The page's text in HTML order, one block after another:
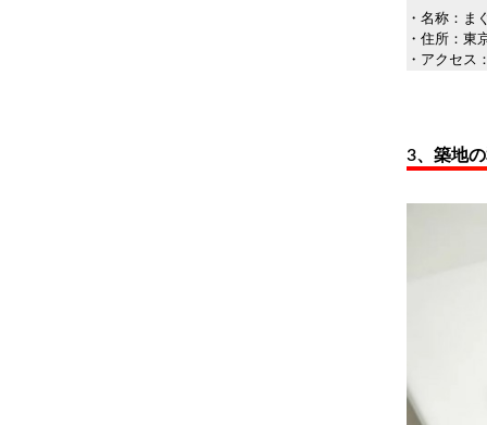
・名称：ま
・住所：東
・アクセス
3、築地